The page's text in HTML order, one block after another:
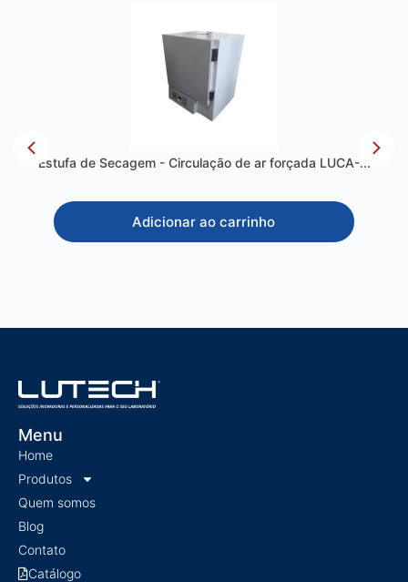
de ar forçada LUCA-...
carrinho
Modelo CSB Classe II A2
Ver
Menu
Home
Produtos
Quem somos
Blog
Contato
Catálogo